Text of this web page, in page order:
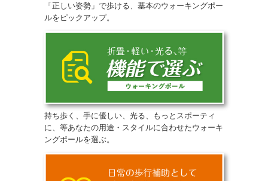
「正しい姿勢」で歩ける、基本のウォーキングポー
ルをピックアップ。
持ち歩く、手に優しい、光る、もっとスポーティ
に、等あなたの用途・スタイルに合わせたウォーキ
ングポールを選ぶ。